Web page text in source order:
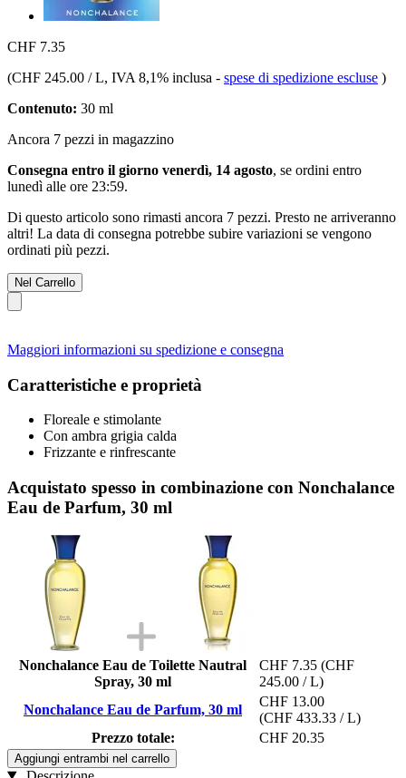
CHF 7.35
(CHF 245.00 / L, IVA 8,1% inclusa - spese di spedizione escluse )
Contenuto: 30 ml
Ancora 7 pezzi in magazzino
Consegna entro il giorno venerdì, 14 agosto, se ordini entro
lunedì alle ore 23:59.
Di questo articolo sono rimasti ancora 7 pezzi. Presto ne arriveranno
altri! La data di consegna potrebbe subire variazioni se vengono
ordinati più pezzi.
Nel Carrello
Maggiori informazioni su spedizione e consegna
Caratteristiche e proprietà
Floreale e stimolante
Con ambra grigia calda
Frizzante e rinfrescante
Acquistato spesso in combinazione con Nonchalance
Eau de Parfum, 30 ml
Nonchalance Eau de Toilette Nautral
Spray, 30 ml
CHF 7.35 (CHF
245.00 / L)
Nonchalance Eau de Parfum, 30 ml
CHF 13.00
(CHF 433.33 / L)
Prezzo totale:
CHF 20.35
Aggiungi entrambi nel carrello